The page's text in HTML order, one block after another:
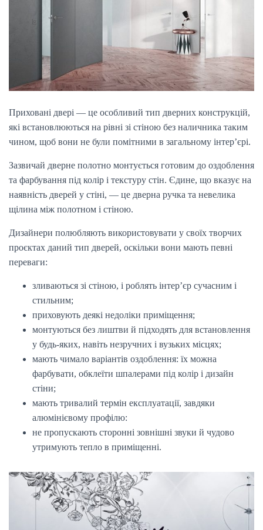
Приховані двері — це особливий тип дверних конструкцій,
які встановлюються на рівні зі стіною без наличника таким
чином, щоб вони не були помітними в загальному інтер’єрі.
Зазвичай дверне полотно монтується готовим до оздоблення
та фарбування під колір і текстуру стін. Єдине, що вказує на
наявність дверей у стіні, — це дверна ручка та невелика
щілина між полотном і стіною.
Дизайнери полюбляють використовувати у своїх творчих
проєктах даний тип дверей, оскільки вони мають певні
переваги:
зливаються зі стіною, і роблять інтер’єр сучасним і
стильним;
приховують деякі недоліки приміщення;
монтуються без лиштви й підходять для встановлення
у будь-яких, навіть незручних і вузьких місцях;
мають чимало варіантів оздоблення: їх можна
фарбувати, обклеїти шпалерами під колір і дизайн
стіни;
мають тривалий термін експлуатації, завдяки
алюмінієвому профілю:
не пропускають сторонні зовнішні звуки й чудово
утримують тепло в приміщенні.